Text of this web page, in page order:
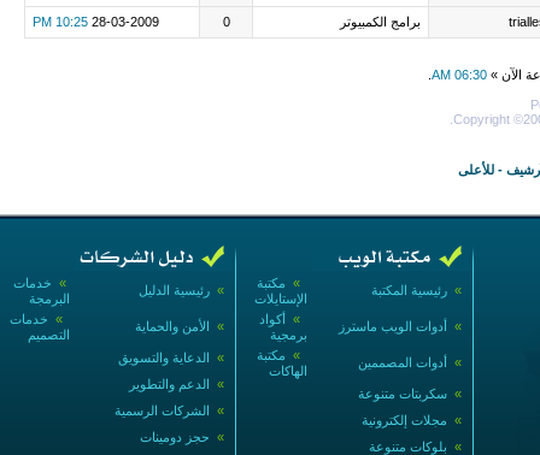
برامج الكمبيوتر 0
28-03-2009
10:25 PM
الآن » 06:30 AM
Copyright
- للأعلى
» خدمات
البرمجة
» رئيسية الدليل
» خدمات
التصميم
» الأمن والحماية
» الدعاية والتسويق
» الدعم والتطوير
» الشركات الرسمية
» حجز دومينات
» مكتبة
الإستايلات
» رئيسية المكتبة
» أكواد
برمجية
» أدوات الويب ماسترز
» مكتبة
الهاكات
» أدوات المصممين
» سكربتات متنوعة
» مجلات إلكترونية
» بلوكات متنوعة